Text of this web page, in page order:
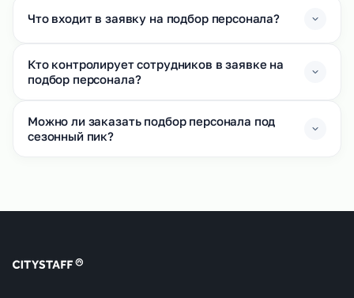
Что входит в заявку на подбор персонала?
Кто контролирует сотрудников в заявке на
подбор персонала?
Можно ли заказать подбор персонала под
сезонный пик?